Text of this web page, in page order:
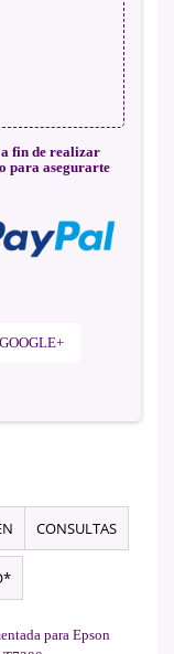
a fin de realizar
para asegurarte
GOOGLE+
CONSULTAS
para Epson